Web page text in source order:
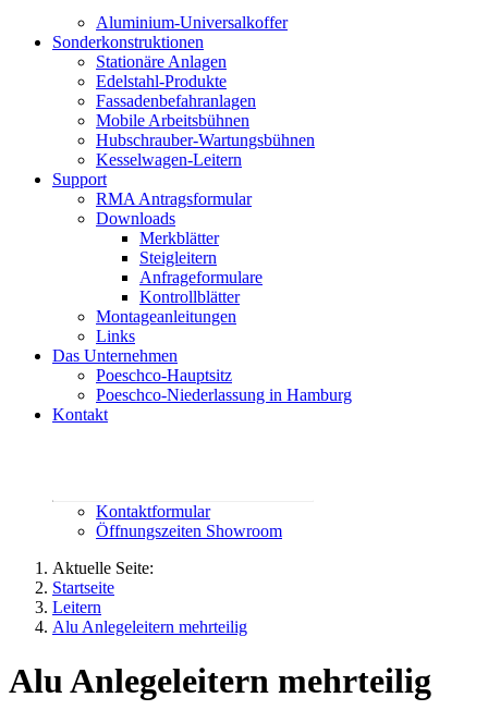
Aluminium-Universalkoffer
Sonderkonstruktionen
Stationäre Anlagen
Edelstahl-Produkte
Fassadenbefahranlagen
Mobile Arbeitsbühnen
Hubschrauber-Wartungsbühnen
Kesselwagen-Leitern
Support
RMA Antragsformular
Downloads
Merkblätter
Steigleitern
Anfrageformulare
Kontrollblätter
Montageanleitungen
Links
Das Unternehmen
Poeschco-Hauptsitz
Poeschco-Niederlassung in Hamburg
Kontakt
Kontaktformular
Öffnungszeiten Showroom
Aktuelle Seite:
Startseite
Leitern
Alu Anlegeleitern mehrteilig
Alu Anlegeleitern mehrteilig